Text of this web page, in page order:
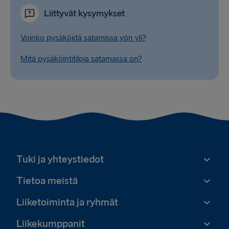
Liittyvät kysymykset
Voinko pysäköidä satamissa yön yli?
Mitä pysäköintitiloja satamassa on?
Tuki ja yhteystiedot
Tietoa meistä
Liiketoiminta ja ryhmät
Liikekumppanit